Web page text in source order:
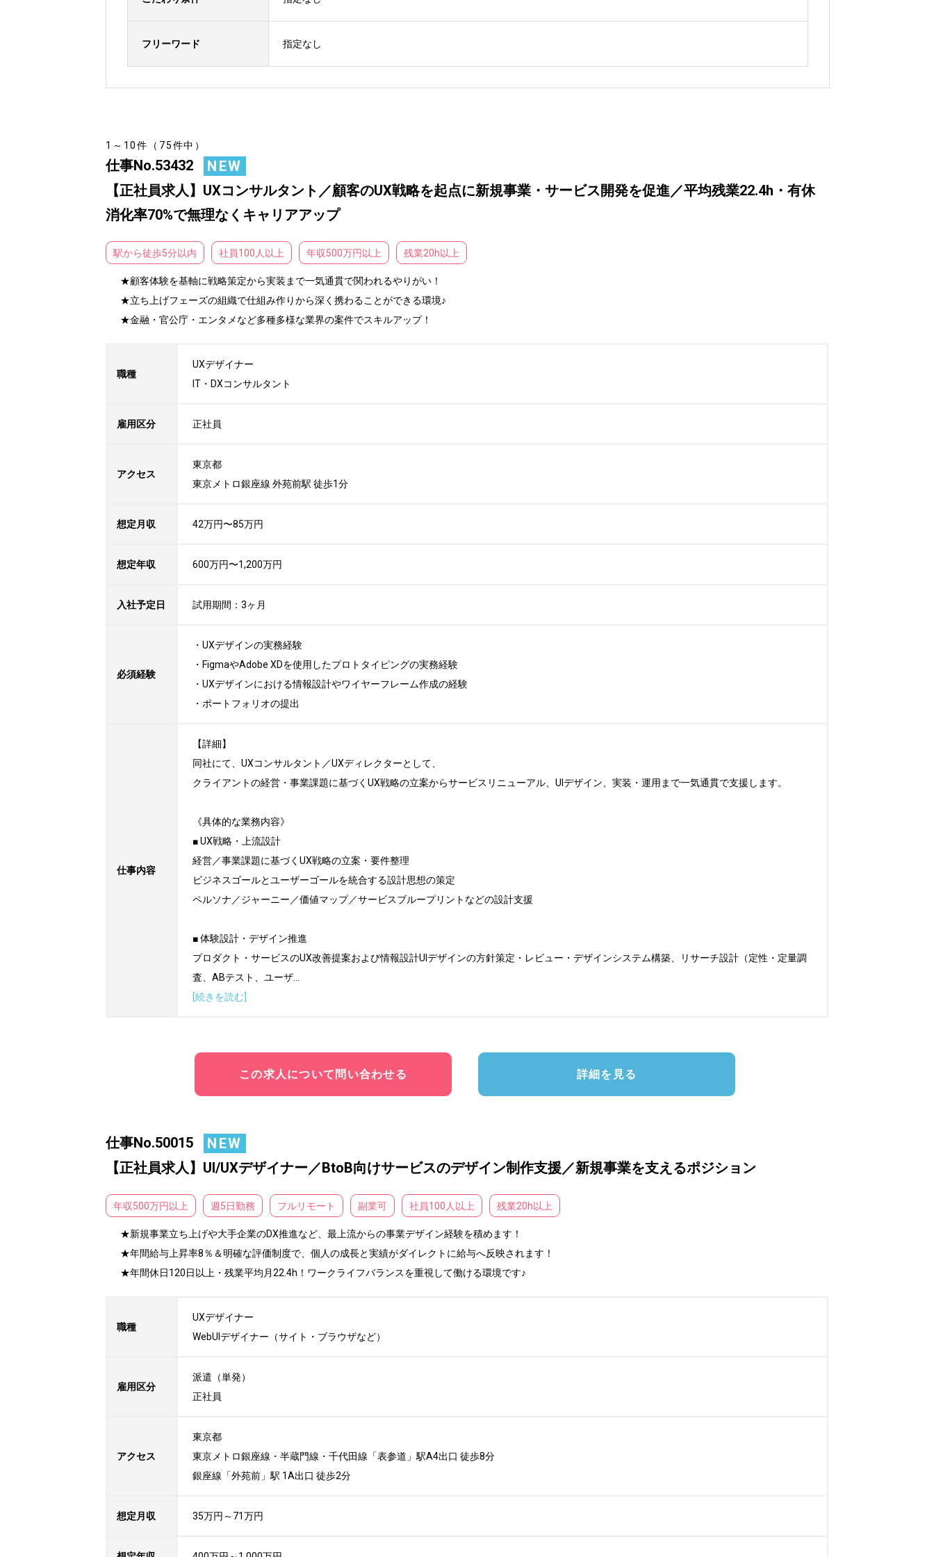
フリーワード 指定なし
1～10件（75件中）
仕事No.53432
NEW
【正社員求人】UXコンサルタント／顧客のUX戦略を起点に新規事業・サービス開発を促進／平均残業22.4h・有休
消化率70%で無理なくキャリアアップ
駅から徒歩5分以内 社員100人以上 年収500万円以上 残業20h以上
★顧客体験を基軸に戦略策定から実装まで一気通貫で関われるやりがい！
★立ち上げフェーズの組織で仕組み作りから深く携わることができる環境♪
★金融・官公庁・エンタメなど多種多様な業界の案件でスキルアップ！
職種
UXデザイナー
IT・DXコンサルタント
雇用区分 正社員
アクセス
東京都
東京メトロ銀座線 外苑前駅 徒歩1分
想定月収 42万円〜85万円
想定年収 600万円〜1,200万円
入社予定日 試用期間：3ヶ月
必須経験
・UXデザインの実務経験
・FigmaやAdobe XDを使用したプロトタイピングの実務経験
・UXデザインにおける情報設計やワイヤーフレーム作成の経験
・ポートフォリオの提出
仕事内容
【詳細】
同社にて、UXコンサルタント／UXディレクターとして、
クライアントの経営・事業課題に基づくUX戦略の立案からサービスリニューアル、UIデザイン、実装・運用まで一気通貫で支援します。
《具体的な業務内容》
■ UX戦略・上流設計
経営／事業課題に基づくUX戦略の立案・要件整理
ビジネスゴールとユーザーゴールを統合する設計思想の策定
ペルソナ／ジャーニー／価値マップ／サービスブループリントなどの設計支援
■ 体験設計・デザイン推進
プロダクト・サービスのUX改善提案および情報設計UIデザインの方針策定・レビュー・デザインシステム構築、リサーチ設計（定性・定量調
査、ABテスト、ユーザ...
[続きを読む]
この求人について問い合わせる 詳細を見る
仕事No.50015
NEW
【正社員求人】UI/UXデザイナー／BtoB向けサービスのデザイン制作支援／新規事業を支えるポジション
年収500万円以上 週5日勤務 フルリモート 副業可 社員100人以上 残業20h以上
★新規事業立ち上げや大手企業のDX推進など、最上流からの事業デザイン経験を積めます！
★年間給与上昇率8％＆明確な評価制度で、個人の成長と実績がダイレクトに給与へ反映されます！
★年間休日120日以上・残業平均月22.4h！ワークライフバランスを重視して働ける環境です♪
職種
UXデザイナー
WebUIデザイナー（サイト・ブラウザなど）
雇用区分
派遣（単発）
正社員
アクセス
東京都
東京メトロ銀座線・半蔵門線・千代田線「表参道」駅A4出口 徒歩8分
銀座線「外苑前」駅 1A出口 徒歩2分
想定月収 35万円～71万円